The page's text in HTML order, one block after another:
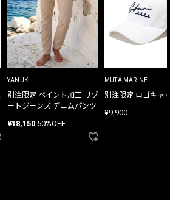
YANUK
別注限定 ペイント加工 リゾ
ートジーンズ デニムパンツ
¥18,150 50%OFF
MUTA MARINE
別注限定 ロゴキャ
¥9,900